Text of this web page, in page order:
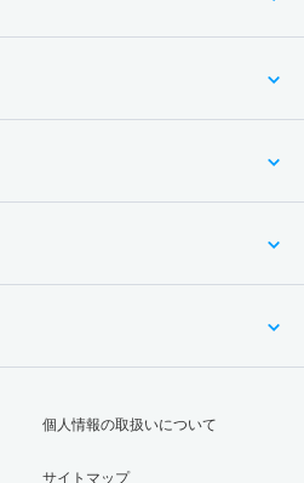
個人情報の取扱いについて
サイトマップ